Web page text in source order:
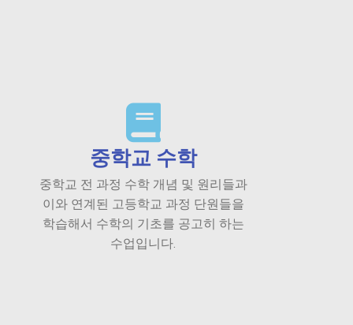
중학교 수학
중학교 전 과정 수학 개념 및 원리들과
이와 연계된 고등학교 과정 단원들을
학습해서 수학의 기초를 공고히 하는
수업입니다.